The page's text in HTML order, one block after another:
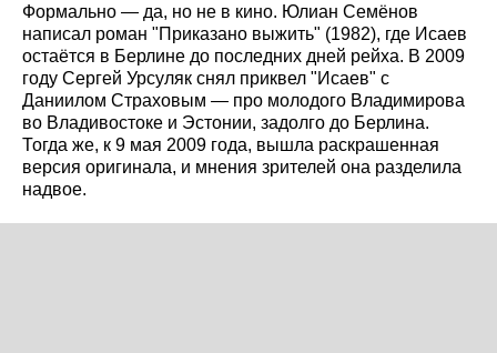
Формально — да, но не в кино. Юлиан Семёнов
написал роман "Приказано выжить" (1982), где Исаев
остаётся в Берлине до последних дней рейха. В 2009
году Сергей Урсуляк снял приквел "Исаев" с
Даниилом Страховым — про молодого Владимирова
во Владивостоке и Эстонии, задолго до Берлина.
Тогда же, к 9 мая 2009 года, вышла раскрашенная
версия оригинала, и мнения зрителей она разделила
надвое.